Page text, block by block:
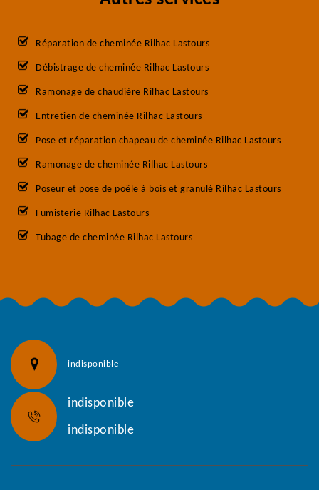
Réparation de cheminée Rilhac Lastours
Débistrage de cheminée Rilhac Lastours
Ramonage de chaudière Rilhac Lastours
Entretien de cheminée Rilhac Lastours
Pose et réparation chapeau de cheminée Rilhac Lastours
Ramonage de cheminée Rilhac Lastours
Poseur et pose de poêle à bois et granulé Rilhac Lastours
Fumisterie Rilhac Lastours
Tubage de cheminée Rilhac Lastours
indisponible
indisponible
indisponible